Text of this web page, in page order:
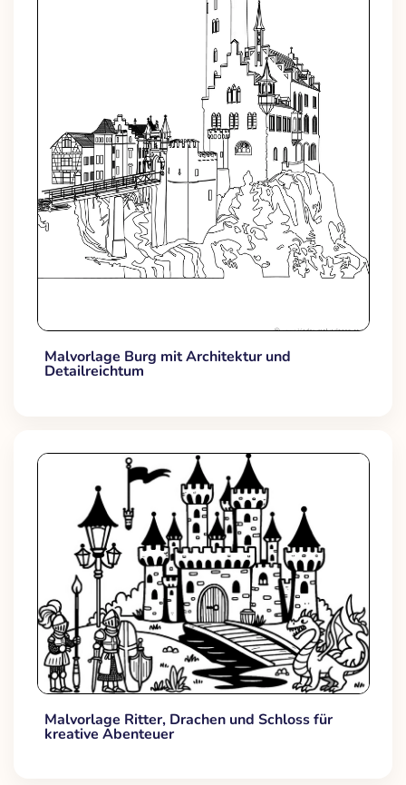
Malvorlage Burg mit Architektur und
Detailreichtum
Malvorlage Ritter, Drachen und Schloss für
kreative Abenteuer